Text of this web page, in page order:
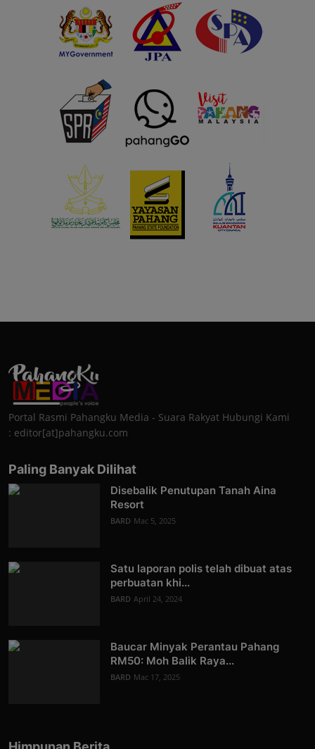
Portal Rasmi Pahangku Media - Suara Rakyat Hubungi Kami
: editor[at]pahangku.com
Paling Banyak Dilihat
Disebalik Penutupan Tanah Aina
Resort
BARD Mac 5, 2025
Satu laporan polis telah dibuat atas
perbuatan khi...
BARD April 24, 2024
Baucar Minyak Perantau Pahang
RM50: Moh Balik Raya...
BARD Mac 17, 2025